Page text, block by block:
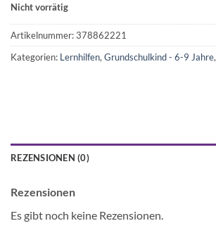
Nicht vorrätig
Artikelnummer:378862221
Kategorien: Lernhilfen, Grundschulkind - 6-9 Jahre,
REZENSIONEN (0)
Rezensionen
Es gibt noch keine Rezensionen.